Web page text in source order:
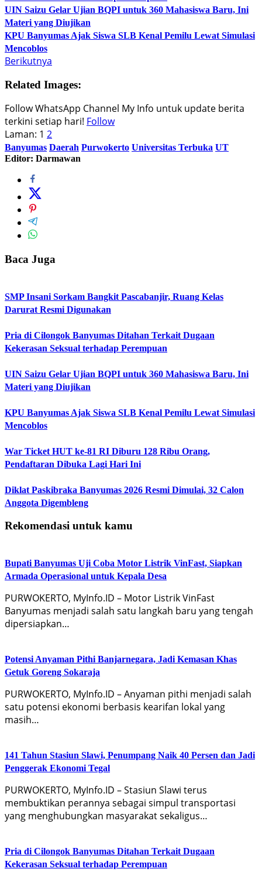
UIN Saizu Gelar Ujian BQPI untuk 360 Mahasiswa Baru, Ini
Materi yang Diujikan
KPU Banyumas Ajak Siswa SLB Kenal Pemilu Lewat Simulasi
Mencoblos
Berikutnya
Related Images:
Follow WhatsApp Channel My Info untuk update berita
terkini setiap hari! Follow
Laman: 1 2
Banyumas Daerah Purwokerto Universitas Terbuka UT
Editor: Darmawan
Baca Juga
SMP Insani Sorkam Bangkit Pascabanjir, Ruang Kelas
Darurat Resmi Digunakan
Pria di Cilongok Banyumas Ditahan Terkait Dugaan
Kekerasan Seksual terhadap Perempuan
UIN Saizu Gelar Ujian BQPI untuk 360 Mahasiswa Baru, Ini
Materi yang Diujikan
KPU Banyumas Ajak Siswa SLB Kenal Pemilu Lewat Simulasi
Mencoblos
War Ticket HUT ke-81 RI Diburu 128 Ribu Orang,
Pendaftaran Dibuka Lagi Hari Ini
Diklat Paskibraka Banyumas 2026 Resmi Dimulai, 32 Calon
Anggota Digembleng
Rekomendasi untuk kamu
Bupati Banyumas Uji Coba Motor Listrik VinFast, Siapkan
Armada Operasional untuk Kepala Desa
PURWOKERTO, MyInfo.ID – Motor Listrik VinFast
Banyumas menjadi salah satu langkah baru yang tengah
dipersiapkan…
Potensi Anyaman Pithi Banjarnegara, Jadi Kemasan Khas
Getuk Goreng Sokaraja
PURWOKERTO, MyInfo.ID – Anyaman pithi menjadi salah
satu potensi ekonomi berbasis kearifan lokal yang
masih…
141 Tahun Stasiun Slawi, Penumpang Naik 40 Persen dan Jadi
Penggerak Ekonomi Tegal
PURWOKERTO, MyInfo.ID – Stasiun Slawi terus
membuktikan perannya sebagai simpul transportasi
yang menghubungkan masyarakat sekaligus…
Pria di Cilongok Banyumas Ditahan Terkait Dugaan
Kekerasan Seksual terhadap Perempuan